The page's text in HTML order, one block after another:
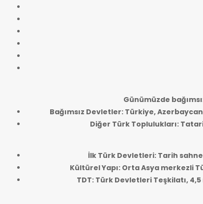
Günümüzde
Bağımsız Devletler: Türkiye,
Diğer Türk Toplulukları:
İlk Türk Devletleri: Tarih
Kültürel Yapı: Orta Asya merkezli
TDT: Türk Devletleri Teşkilatı,